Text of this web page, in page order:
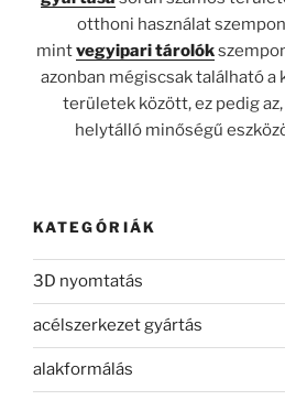
otthoni használat
mintvegyipari tárolók
azonban mégiscsak található a
területek között, ez pedig
helytálló minőségű
KATEGÓRIÁK
3D nyomtatás
acélszerkezet gyártás
alakformálás